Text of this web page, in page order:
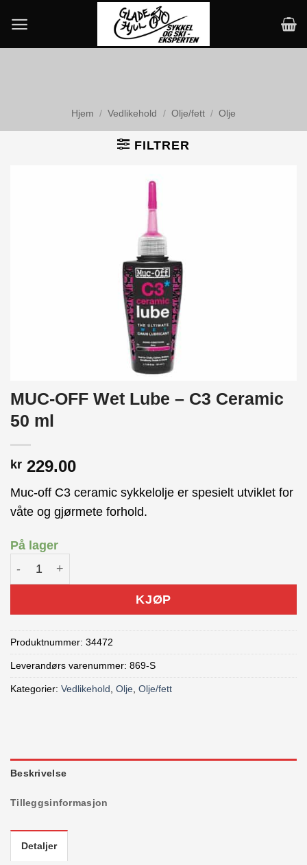
content
Hjem / Vedlikehold / Olje/fett / Olje
FILTRER
MUC-OFF Wet Lube – C3 Ceramic
50 ml
kr 229.00
Muc-off C3 ceramic sykkelolje er spesielt utviklet for
våte og gjørmete forhold.
På lager
KJØP
Produktnummer: 34472
Leverandørs varenummer: 869-S
Kategorier: Vedlikehold, Olje, Olje/fett
Beskrivelse
Tilleggsinformasjon
Detaljer